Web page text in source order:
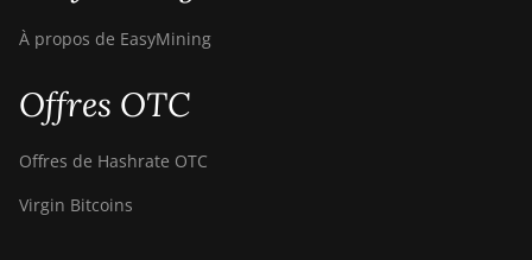
À propos de EasyMining
Offres OTC
Offres de Hashrate OTC
Virgin Bitcoins